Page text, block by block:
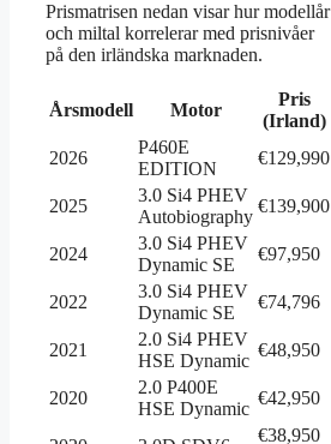
Prismatrisen nedan visar hur modellår
och miltal korrelerar med prisnivåer
på den irländska marknaden.
Årsmodell Motor
Pris
(Irland)
2026
P460E
EDITION
€129,990
2025
3.0 Si4 PHEV
Autobiography
€139,900
2024
3.0 Si4 PHEV
Dynamic SE
€97,950
2022
3.0 Si4 PHEV
Dynamic SE
€74,796
2021
2.0 Si4 PHEV
HSE Dynamic
€48,950
2020
2.0 P400E
HSE Dynamic
€42,950
€38,950